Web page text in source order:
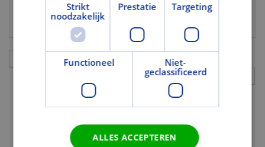
22x195
Strikt
noodzakelijk
Prestatie Targeting
Functioneel
Niet-
geclassificeerd
ALLES ACCEPTEREN